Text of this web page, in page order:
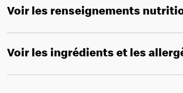
Voir les renseignements
Voir les ingrédients et les